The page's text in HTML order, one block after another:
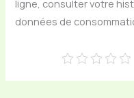
ligne, consulter votre
données de